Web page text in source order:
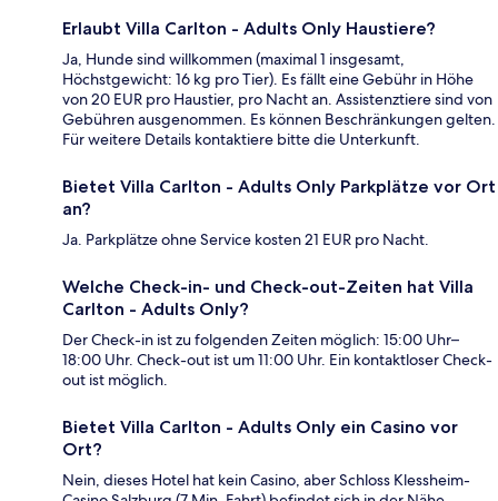
Erlaubt Villa Carlton - Adults Only Haustiere?
Ja, Hunde sind willkommen (maximal 1 insgesamt,
Höchstgewicht: 16 kg pro Tier). Es fällt eine Gebühr in Höhe
von 20 EUR pro Haustier, pro Nacht an. Assistenztiere sind von
Gebühren ausgenommen. Es können Beschränkungen gelten.
Für weitere Details kontaktiere bitte die Unterkunft.
Bietet Villa Carlton - Adults Only Parkplätze vor Ort
an?
Ja. Parkplätze ohne Service kosten 21 EUR pro Nacht.
Welche Check-in- und Check-out-Zeiten hat Villa
Carlton - Adults Only?
Der Check-in ist zu folgenden Zeiten möglich: 15:00 Uhr–
18:00 Uhr. Check-out ist um 11:00 Uhr. Ein kontaktloser Check-
out ist möglich.
Bietet Villa Carlton - Adults Only ein Casino vor
Ort?
Nein, dieses Hotel hat kein Casino, aber Schloss Klessheim-